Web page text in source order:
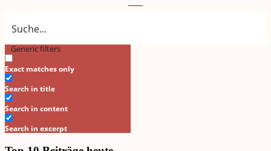
Generic filters
Exact matches only
Search in title
Search in content
Search in excerpt